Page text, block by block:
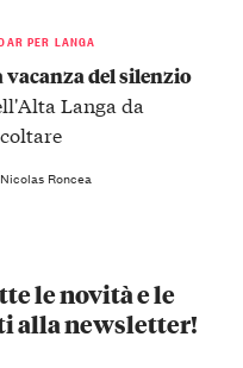
PER LANGA
vacanza del silenzio
Langa da
Roncea
le novità e le
alla newsletter!